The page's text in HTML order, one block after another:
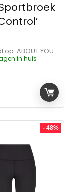
op:
ABOUT YOU
in huis
prijs
Huidige prijs is:
- 48%